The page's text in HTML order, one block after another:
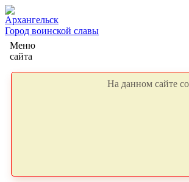
Архангельск
Город воинской славы
Меню
сайта
На данном сайте